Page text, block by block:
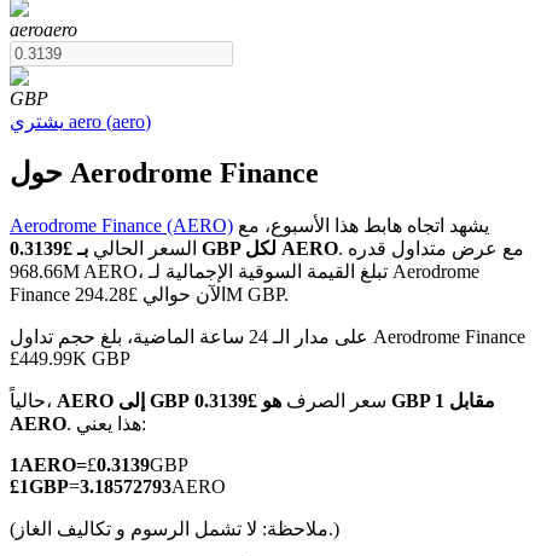
العقود الآجلة لـ COIN-M
العقود الآجلة للعملات المشفرة
TradFi
مشتقات الأسهم والعملات الأجنبية والمعادن الثمينة والسلع
aeroaero
GBP
يشتري aero (aero)
حول Aerodrome Finance
Aerodrome Finance (AERO)
السعر الحالي
بـ £0.3139 GBP لكل AERO. مع عرض متداول قدره
968.66M AERO، تبلغ القيمة السوقية الإجمالية لـ Aerodrome
Finance الآن حوالي £294.28M GBP.
على مدار الـ 24 ساعة الماضية، بلغ حجم تداول Aerodrome Finance
£449.99K GBP
حالياً، AERO إلى GBP سعر الصرف
هو £0.3139 GBP مقابل 1
AERO
. هذا يعني:
1AERO=£0.3139GBP
£1GBP=3.18572793AERO
(ملاحظة: لا تشمل الرسوم و تكاليف الغاز.)